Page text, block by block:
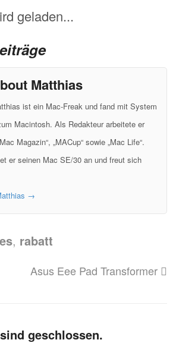
geladen...
Matthias
ist ein Mac-Freak und fand mit System
Macintosh. Als Redakteur arbeitete er
Magazin“, „MACup“ sowie „Mac Life“.
er seinen Mac SE/30 an und freut sich
→
, rabatt
Asus Eee Pad Transformer
geschlossen.